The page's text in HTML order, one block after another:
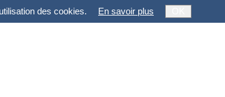
des cookies. En savoir plus